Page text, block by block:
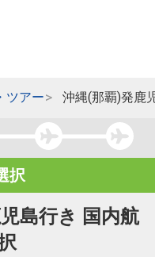
ツアー 沖縄(那覇)発鹿
択
島行き 国内航